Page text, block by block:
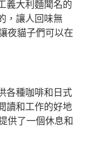
義大利麵聞名的
，讓人回味無
夜貓子們可以在
各種咖啡和日式
讀和工作的好地
供了一個休息和